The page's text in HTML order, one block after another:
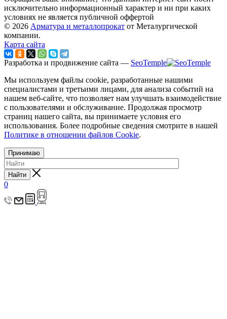
исключительно информационный характер и ни при каких
условиях не является публичной оффертой
© 2026 Арматура и металлопрокат от Металургической
компании.
Карта сайта
Разработка и продвижение сайта — SeoTemple
Мы используем файлы cookie, разработанные нашими
специалистами и третьими лицами, для анализа событий на
нашем веб-сайте, что позволяет нам улучшать взаимодействие
с пользователями и обслуживание. Продолжая просмотр
страниц нашего сайта, вы принимаете условия его
использования. Более подробные сведения смотрите в нашей
Политике в отношении файлов Cookie.
Принимаю
Найти
0